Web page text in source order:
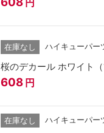
円
在庫なし ハイキューパー
桜のデカール ホワイト（
608 円
在庫なし ハイキューパー